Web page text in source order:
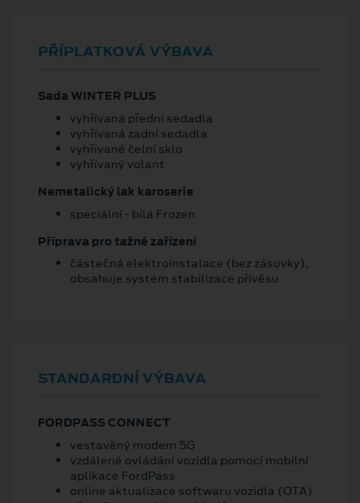
PŘÍPLATKOVÁ VÝBAVA
Sada WINTER PLUS
vyhřívaná přední sedadla
vyhřívaná zadní sedadla
vyhřívané čelní sklo
vyhřívaný volant
Nemetalický lak karoserie
speciální - bílá Frozen
Příprava pro tažné zařízení
částečná elektroinstalace (bez zásuvky),
obsahuje systém stabilizace přívěsu
STANDARDNÍ VÝBAVA
FORDPASS CONNECT
vestavěný modem 5G
vzdálené ovládání vozidla pomocí mobilní
aplikace FordPass
online aktualizace softwaru vozidla (OTA)